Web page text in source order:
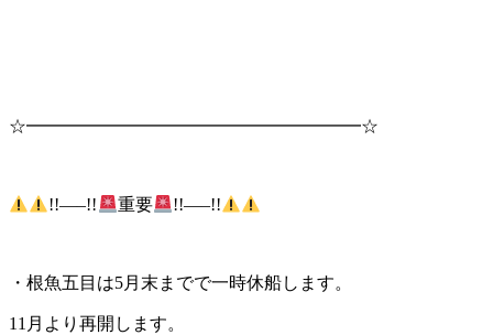
☆━━━━━━━━━━━━━━━━━━━☆
!!—–!! 重要 !!—–!!
・根魚五目は5月末までで一時休船します。
11月より再開します。